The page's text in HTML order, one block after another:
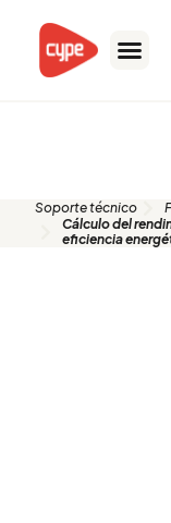
contenido
Soporte técnico
Cálculo del
eficiencia